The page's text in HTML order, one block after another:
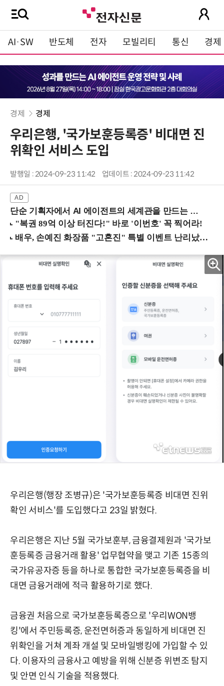
AI·SW 반도체 전자 모빌리티 통신 경제
경제 경제
우리은행, '국가보훈등록증' 비대면 진
위확인 서비스 도입
발행일 : 2024-09-23 11:42 업데이트 : 2024-09-23 11:42
단순 기획자에서 AI 에이전트의 세계관을 만드는 지식 설계자로.. (8/20 강남역)
우리은행(행장 조병규)은 '국가보훈등록증 비대면 진위
확인 서비스'를 도입했다고 23일 밝혔다.
우리은행은 지난 5월 국가보훈부, 금융결제원과 '국가보
훈등록증 금융거래 활용' 업무협약을 맺고 기존 15종의
국가유공자증 등을 하나로 통합한 국가보훈등록증을 비
대면 금융거래에 적극 활용하기로 했다.
금융권 처음으로 국가보훈등록증으로 '우리WON뱅
킹'에서 주민등록증, 운전면허증과 동일하게 비대면 진
위확인을 거쳐 계좌 개설 및 모바일뱅킹에 가입할 수 있
다. 이용자의 금융사고 예방을 위해 신분증 위변조 탐지
및 안면 인식 기술을 적용했다.